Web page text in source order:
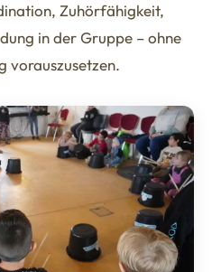
Zuhörfähigkeit,
in der Gruppe – ohne
vorauszusetzen.